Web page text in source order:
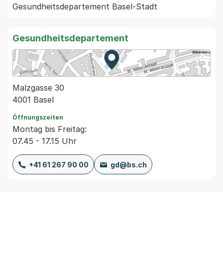
Gesundheitsdepartement Basel-Stadt
Gesundheitsdepartement
Zur Karte von MapBS.
Externer Link, wird in einem
Malzgasse 30
4001 Basel
Öffnungszeiten
Montag bis Freitag:
07.45 - 17.15 Uhr
+41 61 267 90 00 gd@bs.ch